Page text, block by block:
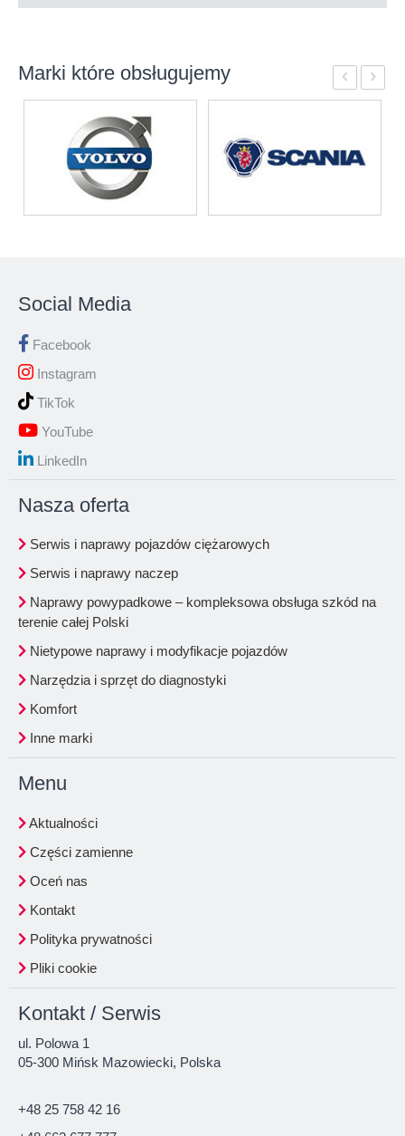
Marki które obsługujemy ‹ ›
Social Media
Facebook
Instagram
TikTok
YouTube
LinkedIn
Nasza oferta
Serwis i naprawy pojazdów ciężarowych
Serwis i naprawy naczep
Naprawy powypadkowe – kompleksowa obsługa szkód na
terenie całej Polski
Nietypowe naprawy i modyfikacje pojazdów
Narzędzia i sprzęt do diagnostyki
Komfort
Inne marki
Menu
Aktualności
Części zamienne
Oceń nas
Kontakt
Polityka prywatności
Pliki cookie
Kontakt / Serwis
ul. Polowa 1
05-300 Mińsk Mazowiecki, Polska
+48 25 758 42 16